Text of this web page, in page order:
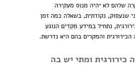
שלהם לא יהיה מנוס מעקירה
שנעסוק, נקודתית, בשאלה כמה זמן
נתחיל במידע מקדים הנוגע
והמקרים בהם היא נדרשת.
כירורגית ומתי יש בה